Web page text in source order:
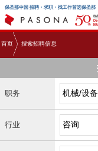
保圣那中国 招聘・求职・找工作首选保圣那
首页 搜索招聘信息
职务
行业